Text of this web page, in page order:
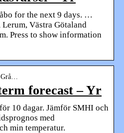
for the next 9 days. …
Västra Götaland
Press to show information
forecast – Yr
10 dagar. Jämför SMHI och
med
min temperatur.